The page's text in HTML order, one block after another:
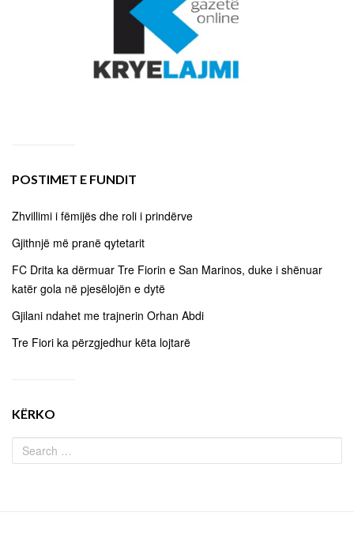
POSTIMET E FUNDIT
Zhvillimi i fëmijës dhe roli i prindërve
Gjithnjë më pranë qytetarit
FC Drita ka dërmuar Tre Fiorin e San Marinos, duke i shënuar
katër gola në pjesëlojën e dytë
Gjilani ndahet me trajnerin Orhan Abdi
Tre Fiori ka përzgjedhur këta lojtarë
KËRKO